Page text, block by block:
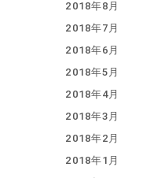
2018年8月
2018年7月
2018年6月
2018年5月
2018年4月
2018年3月
2018年2月
2018年1月